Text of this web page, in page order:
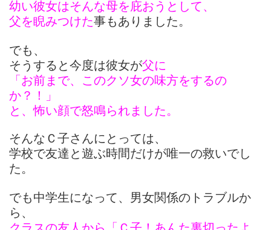
幼い彼女はそんな母を庇おうとして、
父を睨みつけた事もありました。
でも、
そうすると今度は彼女が父に
「お前まで、このクソ女の味方をするの
か？！」
と、怖い顔で怒鳴られました。
そんなＣ子さんにとっては、
学校で友達と遊ぶ時間だけが唯一の救いでし
た。
でも中学生になって、男女関係のトラブルか
ら、